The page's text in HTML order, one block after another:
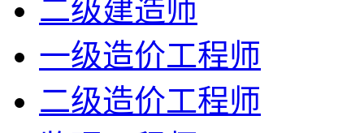
二级建造师
一级造价工程师
二级造价工程师